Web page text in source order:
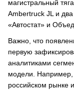
магистральный
Ambertruck JL и
«Автостат» и
Важно, что
первую
аналитиками
модели. Например,
российском рынке